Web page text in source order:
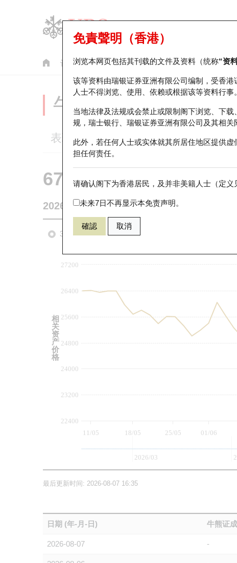
认股证 牛熊证 美股指数产品 轮证市场统计
免責聲明（香港）
浏览本网页包括其刊载的文件及资料（统称“资
该等资料由瑞银证券亚洲有限公司编制，受香
人士不得浏览、使用、依赖或根据该等资料行
当地法律及法规或会禁止或限制阁下浏览、下
规，瑞士银行、瑞银证券亚洲有限公司及其相
此外，若任何人士或实体就其所居住地区提供
担任何责任。
请确认阁下为香港居民，及并非美籍人士（定
未来7日不再显示本免责声明。
確認 取消
牛熊证分析仪
表现 街货统计 比较
67485 瑞银牛证 HSI 恒生指数
2026-08-07 相关资产价格25,668.03
3个月 6个月
18/05 01/06
11/05 25/05
24000
22400
23200
24800
25600
26400
27200
2026/03
相
关
资
产
价
格
最后更新时间: 2026-08-07 16:35
日期 (年-月-日) 牛熊证
2026-08-07 -